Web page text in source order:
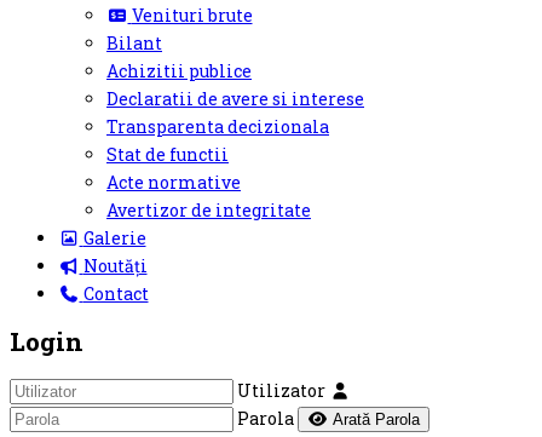
Venituri brute
Bilant
Achizitii publice
Declaratii de avere si interese
Transparenta decizionala
Stat de functii
Acte normative
Avertizor de integritate
Galerie
Noutăți
Contact
Login
Utilizator
Parola
Arată Parola